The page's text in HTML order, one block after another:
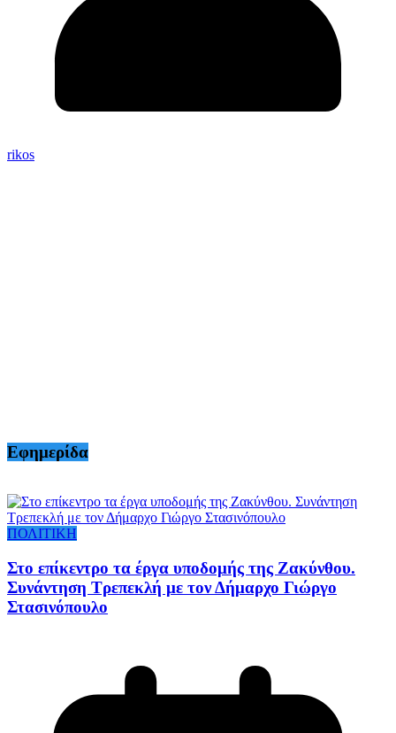
rikos
Εφημερίδα
ΠΟΛΙΤΙΚΗ
Στο επίκεντρο τα έργα υποδομής της Ζακύνθου.
Συνάντηση Τρεπεκλή με τον Δήμαρχο Γιώργο
Στασινόπουλο